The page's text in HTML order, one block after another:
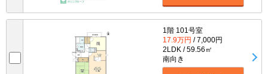
1階 101号室
17.9万円 / 7,000円
2LDK / 59.56㎡
南向き